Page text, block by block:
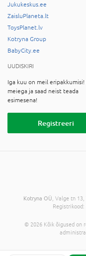
Jukukeskus.ee
ZaisluPlaneta.lt
ToysPlanet.lv
Kotryna Group
BabyCity.ee
UUDISKIRI
Iga kuu on meil eripakkumisi!
meiega ja saad neist teada
esimesena!
Registreeri
Kotryna OÜ , Valge tn
Registrikood:
© 2026 Kõik õigused on